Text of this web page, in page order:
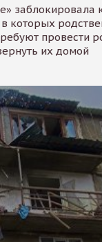
которых
провести
их домой